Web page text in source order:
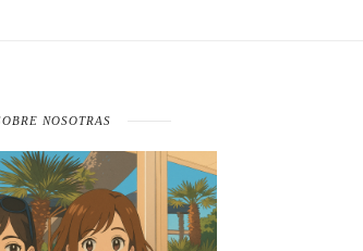
NOSOTRAS